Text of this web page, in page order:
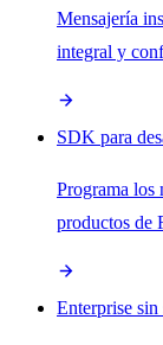
Mensajería
integral y
SDK para
Programa los
productos de
Enterprise sin